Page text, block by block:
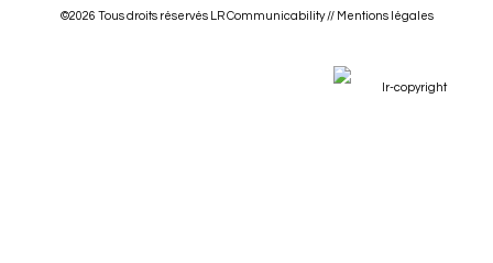
©2026 Tous droits réservés LR Communicability // Mentions légales